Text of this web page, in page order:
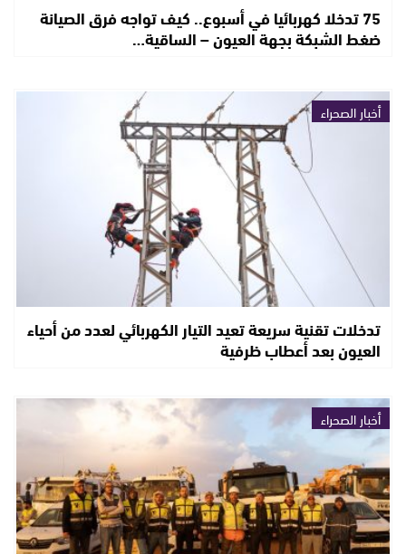
75 تدخلا كهربائيا في أسبوع.. كيف تواجه فرق الصيانة
ضغط الشبكة بجهة العيون – الساقية…
أخبار الصحراء
تدخلات تقنية سريعة تعيد التيار الكهربائي لعدد من أحياء
العيون بعد أعطاب ظرفية
أخبار الصحراء